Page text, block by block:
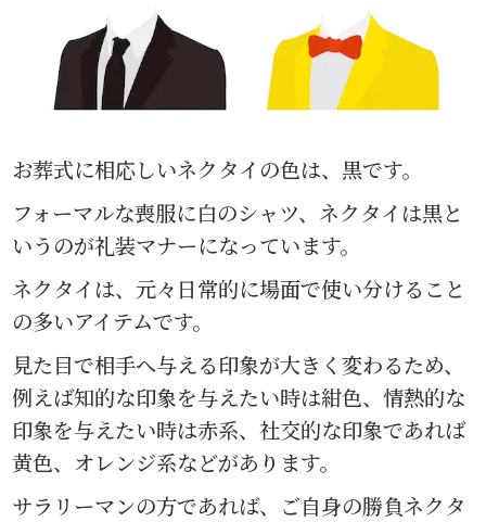
お葬式に相応しいネクタイの色は、黒です。
フォーマルな喪服に白のシャツ、ネクタイは黒と
いうのが礼装マナーになっています。
ネクタイは、元々日常的に場面で使い分けること
の多いアイテムです。
見た目で相手へ与える印象が大きく変わるため、
例えば知的な印象を与えたい時は紺色、情熱的な
印象を与えたい時は赤系、社交的な印象であれば
黄色、オレンジ系などがあります。
サラリーマンの方であれば、ご自身の勝負ネクタ